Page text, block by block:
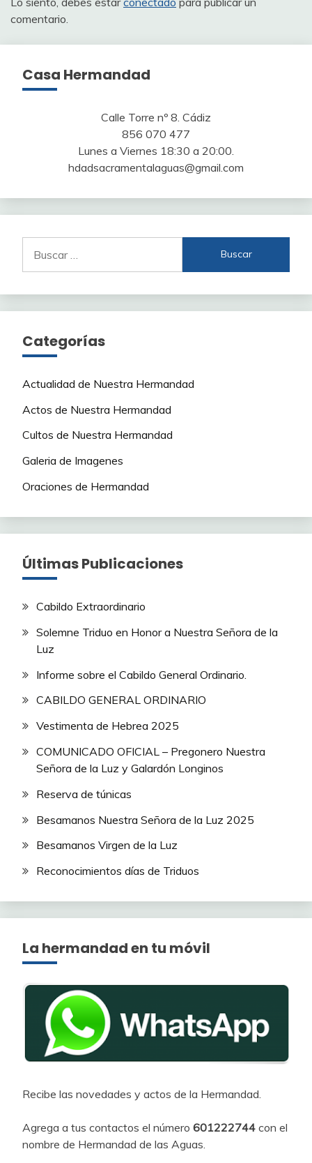
comentario.
Casa Hermandad
Calle Torre nº 8. Cádiz
856 070 477
Lunes a Viernes 18:30 a 20:00.
hdadsacramentalaguas@gmail.com
Categorías
Actualidad de Nuestra Hermandad
Actos de Nuestra Hermandad
Cultos de Nuestra Hermandad
Galeria de Imagenes
Oraciones de Hermandad
Últimas Publicaciones
Cabildo Extraordinario
Solemne Triduo en Honor a Nuestra Señora de la
Luz
Informe sobre el Cabildo General Ordinario.
CABILDO GENERAL ORDINARIO
Vestimenta de Hebrea 2025
COMUNICADO OFICIAL – Pregonero Nuestra
Señora de la Luz y Galardón Longinos
Reserva de túnicas
Besamanos Nuestra Señora de la Luz 2025
Besamanos Virgen de la Luz
Reconocimientos días de Triduos
La hermandad en tu móvil
Recibe las novedades y actos de la Hermandad.
Agrega a tus contactos el número 601222744 con el
nombre de Hermandad de las Aguas.